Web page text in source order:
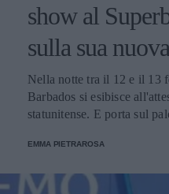
show al
sulla sua
Nella notte tra il 12 e il 13
Barbados si esibisce
statunitense. E porta sul
EMMA PIETRAROSA